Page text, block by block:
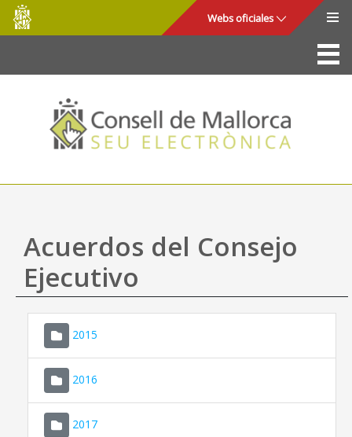
Saltar al contenido principal
Consell
de
Mallorca
Webs oficiales
La Sede
Consejo de Mallorca
Acceso y seguridad
Utilidades
Mapa web
Ayuda
Acuerdos del Consejo
Ejecutivo
2015
2016
2017